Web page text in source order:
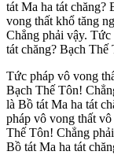
tát Ma ha tát chăng?
vong thất khổ tăng
Chẳng phải vậy.
tát chăng? Bạch
Tức pháp vô vong
Bạch Thế Tôn!
là Bồ tát Ma ha tát
pháp vô vong thất
Thế Tôn! Chẳng
Bồ tát Ma ha tát